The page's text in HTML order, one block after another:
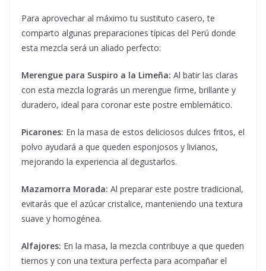
Para aprovechar al máximo tu sustituto casero, te
comparto algunas preparaciones típicas del Perú donde
esta mezcla será un aliado perfecto:
Merengue para Suspiro a la Limeña: Al batir las claras
con esta mezcla lograrás un merengue firme, brillante y
duradero, ideal para coronar este postre emblemático.
Picarones: En la masa de estos deliciosos dulces fritos, el
polvo ayudará a que queden esponjosos y livianos,
mejorando la experiencia al degustarlos.
Mazamorra Morada: Al preparar este postre tradicional,
evitarás que el azúcar cristalice, manteniendo una textura
suave y homogénea.
Alfajores: En la masa, la mezcla contribuye a que queden
tiernos y con una textura perfecta para acompañar el